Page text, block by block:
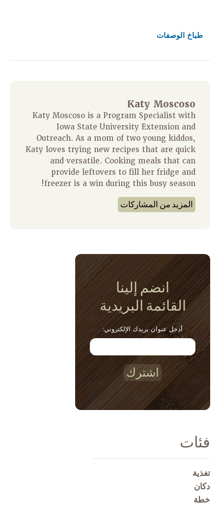
طباخ الوصفات
Katy Moscoso
Katy Moscoso is a Program Specialist with
Iowa State University Extension and
Outreach. As a mom of two young kiddos,
Katy loves trying new recipes that are quick
and versatile. Cooking meals that can
provide leftovers to fill her fridge and
freezer is a win during this busy season!
المزيد من المشاركات
انضم إلينا
القائمة البريدية
أدخل عنوان بريدك الإلكتروني:
اشترك
فئات
تغذية
دكان
خطة